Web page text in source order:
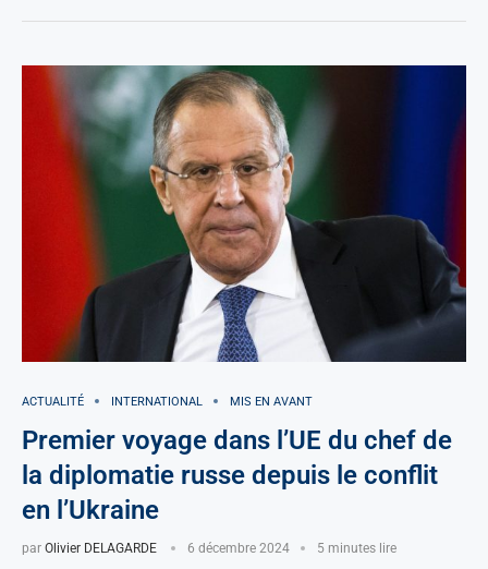
ACTUALITÉ INTERNATIONAL MIS EN AVANT
Premier voyage dans l’UE du chef de
la diplomatie russe depuis le conflit
en l’Ukraine
par Olivier DELAGARDE 6 décembre 2024 5 minutes lire